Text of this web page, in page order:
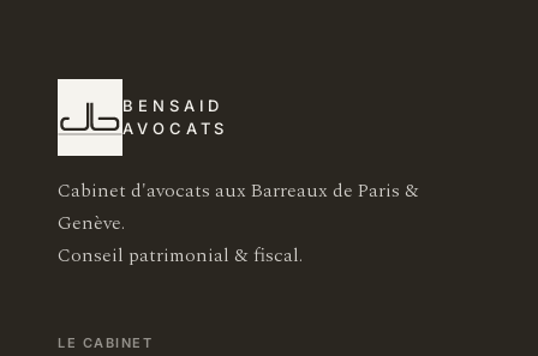
BENSAID
AVOCATS
Cabinet d'avocats aux Barreaux de Paris &
Genève.
Conseil patrimonial & fiscal.
LE CABINET